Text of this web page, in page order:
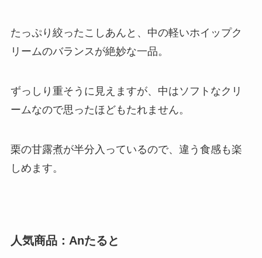
たっぷり絞ったこしあんと、中の軽いホイップク
リームのバランスが絶妙な一品。
ずっしり重そうに見えますが、中はソフトなクリ
ームなので思ったほどもたれません。
栗の甘露煮が半分入っているので、違う食感も楽
しめます。
人気商品：Anたると